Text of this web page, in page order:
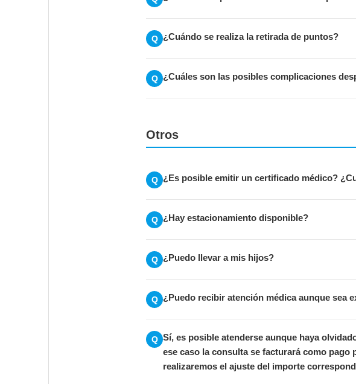
Q ¿Cuándo se realiza la retirada de puntos?
Q ¿Cuáles son las posibles complicaciones
Otros
Q ¿Es posible emitir un certificado médico?
Q ¿Hay estacionamiento disponible?
Q ¿Puedo llevar a mis hijos?
Q ¿Puedo recibir atención médica aunque sea
Q Sí, es posible atenderse aunque haya
ese caso la consulta se facturará como
realizaremos el ajuste del importe